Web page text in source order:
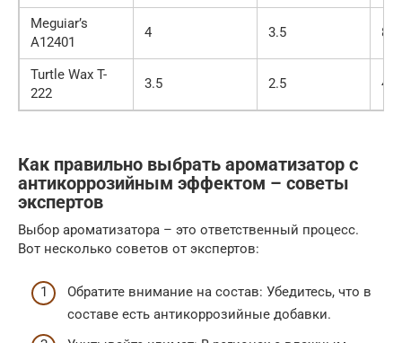
Meguiar’s
A12401
4 3.5 800
Turtle Wax T-
222
3.5 2.5 400
Как правильно выбрать ароматизатор с
антикоррозийным эффектом – советы
экспертов
Выбор ароматизатора – это ответственный процесс.
Вот несколько советов от экспертов:
Обратите внимание на состав: Убедитесь, что в
составе есть антикоррозийные добавки.